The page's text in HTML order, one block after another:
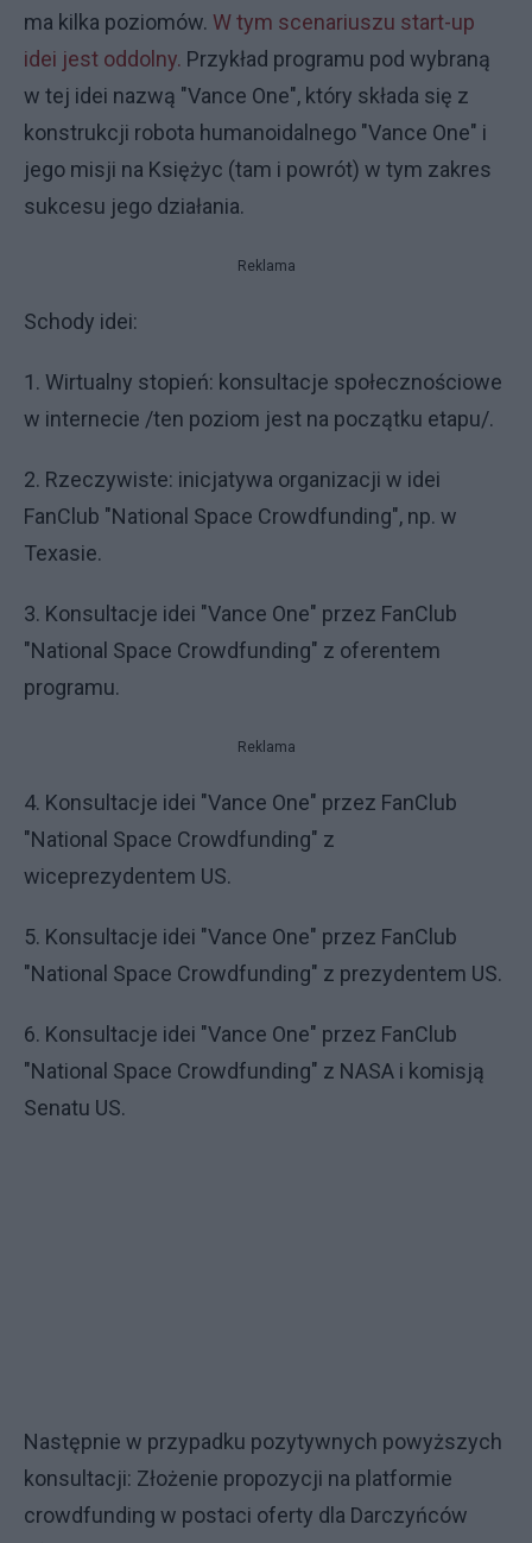
ma kilka poziomów. W tym scenariuszu start-up
idei jest oddolny. Przykład programu pod wybraną
w tej idei nazwą "Vance One", który składa się z
konstrukcji robota humanoidalnego "Vance One" i
jego misji na Księżyc (tam i powrót) w tym zakres
sukcesu jego działania.
Reklama
Schody idei:
1. Wirtualny stopień: konsultacje społecznościowe
w internecie /ten poziom jest na początku etapu/.
2. Rzeczywiste: inicjatywa organizacji w idei
FanClub "National Space Crowdfunding", np. w
Texasie.
3. Konsultacje idei "Vance One" przez FanClub
"National Space Crowdfunding" z oferentem
programu.
Reklama
4. Konsultacje idei "Vance One" przez FanClub
"National Space Crowdfunding" z
wiceprezydentem US.
5. Konsultacje idei "Vance One" przez FanClub
"National Space Crowdfunding" z prezydentem US.
6. Konsultacje idei "Vance One" przez FanClub
"National Space Crowdfunding" z NASA i komisją
Senatu US.
Następnie w przypadku pozytywnych powyższych
konsultacji: Złożenie propozycji na platformie
crowdfunding w postaci oferty dla Darczyńców